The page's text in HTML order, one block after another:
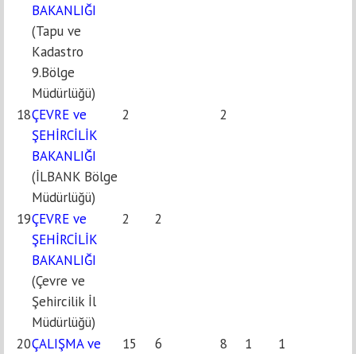
BAKANLIĞI
(Tapu ve
Kadastro
9.Bölge
Müdürlüğü)
18ÇEVRE ve
ŞEHİRCİLİK
BAKANLIĞI
(İLBANK Bölge
Müdürlüğü)
2 2
19ÇEVRE ve
ŞEHİRCİLİK
BAKANLIĞI
(Çevre ve
Şehircilik İl
Müdürlüğü)
2 2
20ÇALIŞMA ve
15 6 8 1 1